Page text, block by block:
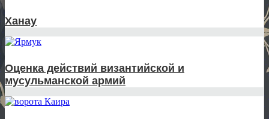
Ханау
Оценка действий византийской и
мусульманской армий